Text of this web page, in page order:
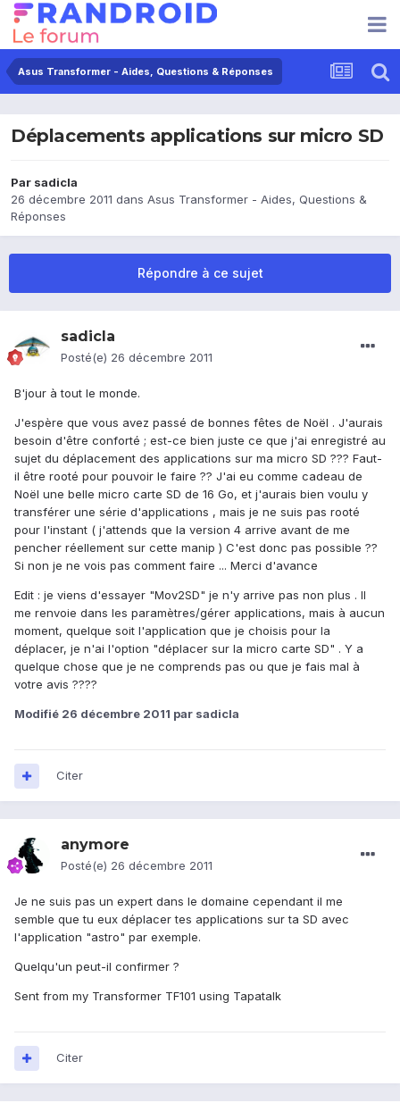
Asus Transformer - Aides, Questions & Réponses
Déplacements applications sur micro SD
Par sadicla
26 décembre 2011 dans Asus Transformer - Aides, Questions &
Réponses
Répondre à ce sujet
sadicla
Posté(e) 26 décembre 2011
B'jour à tout le monde.
J'espère que vous avez passé de bonnes fêtes de Noël . J'aurais
besoin d'être conforté ; est-ce bien juste ce que j'ai enregistré au
sujet du déplacement des applications sur ma micro SD ??? Faut-
il être rooté pour pouvoir le faire ?? J'ai eu comme cadeau de
Noël une belle micro carte SD de 16 Go, et j'aurais bien voulu y
transférer une série d'applications , mais je ne suis pas rooté
pour l'instant ( j'attends que la version 4 arrive avant de me
pencher réellement sur cette manip ) C'est donc pas possible ??
Si non je ne vois pas comment faire ... Merci d'avance
Edit : je viens d'essayer "Mov2SD" je n'y arrive pas non plus . Il
me renvoie dans les paramètres/gérer applications, mais à aucun
moment, quelque soit l'application que je choisis pour la
déplacer, je n'ai l'option "déplacer sur la micro carte SD" . Y a
quelque chose que je ne comprends pas ou que je fais mal à
votre avis ????
Modifié 26 décembre 2011 par sadicla
Citer
anymore
Posté(e) 26 décembre 2011
Je ne suis pas un expert dans le domaine cependant il me
semble que tu eux déplacer tes applications sur ta SD avec
l'application "astro" par exemple.
Quelqu'un peut-il confirmer ?
Sent from my Transformer TF101 using Tapatalk
Citer